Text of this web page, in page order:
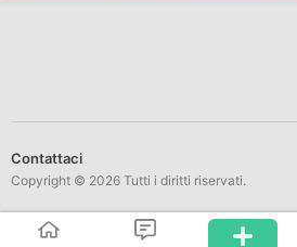
Contattaci
Copyright © 2026 Tutti i diritti riservati.